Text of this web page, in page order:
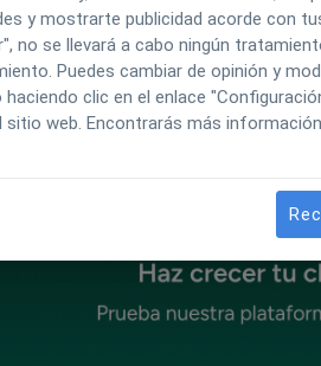
Explorar Doctoralia Experiencia del
y mostrarte publicidad acorde con
no se llevará a cabo ningún
Puedes cambiar de opinión y
clic en el enlace
sitio web. Encontrarás más